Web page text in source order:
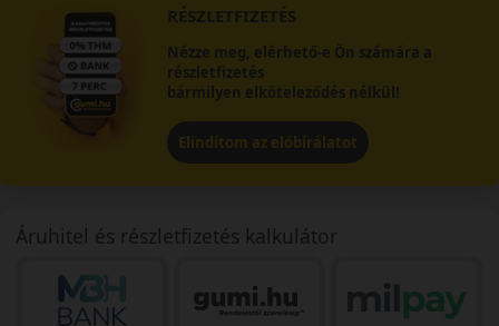
RÉSZLETFIZETÉS
Nézze meg, elérhető-e Ön számára a
részletfizetés
bármilyen elköteleződés nélkül!
Elindítom az előbírálatot
Áruhitel és részletfizetés kalkulátor